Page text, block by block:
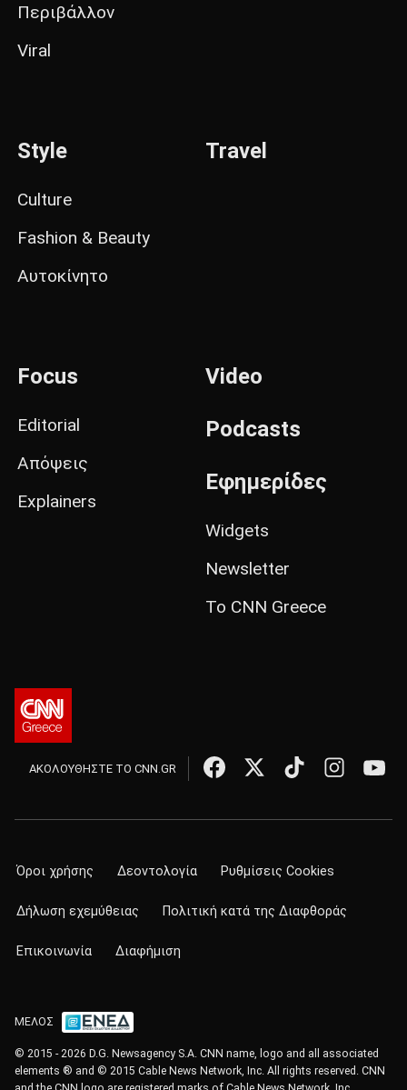
Περιβάλλον
Viral
Style
Culture
Fashion & Beauty
Αυτοκίνητο
Travel
Focus
Editorial
Απόψεις
Explainers
Video
Podcasts
Εφημερίδες
Widgets
Newsletter
Το CNN Greece
ΑΚΟΛΟΥΘΗΣΤΕ ΤΟ CNN.GR
Όροι χρήσης Δεοντολογία Ρυθμίσεις Cookies
Δήλωση εχεμύθειας Πολιτική κατά της Διαφθοράς
Επικοινωνία Διαφήμιση
ΜΕΛΟΣ
© 2015 - 2026 D.G. Newsagency S.A. CNN name, logo and all associated
elements ® and © 2015 Cable News Network, Inc. All rights reserved. CNN